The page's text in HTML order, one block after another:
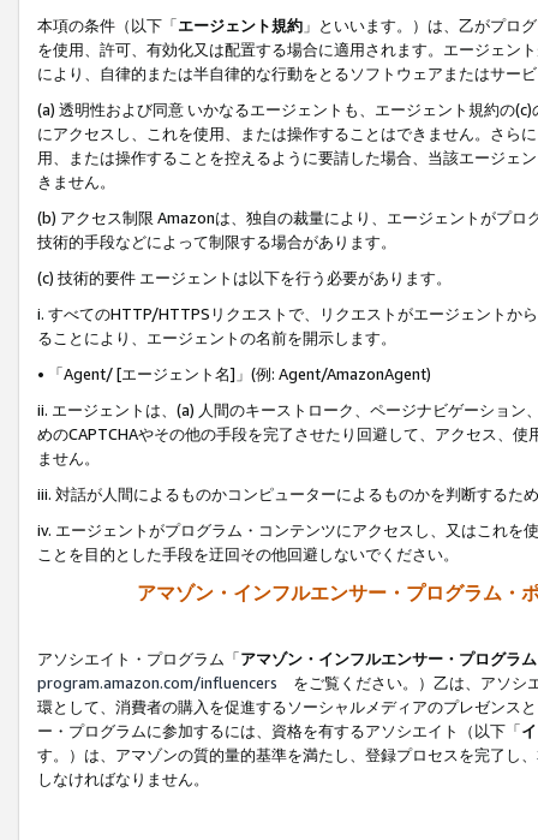
本項の条件（以下「エージェント規約 」といいます。）は、乙がプロ
を使用、許可、有効化又は配置する場合に適用されます。エージェン
により、自律的または半自律的な行動をとるソフトウェアまたはサー
(a) 透明性および同意 いかなるエージェントも、エージェント規約の
にアクセスし、これを使用、または操作することはできません。さら
用、または操作することを控えるように要請した場合、当該エージェ
きません。
(b) アクセス制限 Amazonは、独自の裁量により、エージェントがプ
技術的手段などによって制限する場合があります。
(c) 技術的要件 エージェントは以下を行う必要があります。
i. すべてのHTTP/HTTPSリクエストで、リクエストがエージェントか
ることにより、エージェントの名前を開示します。
• 「Agent/ [エージェント名]」(例: Agent/AmazonAgent)
ii. エージェントは、(a) 人間のキーストローク、ページナビゲーショ
めのCAPTCHAやその他の手段を完了させたり回避して、アクセス、
ません。
iii. 対話が人間によるものかコンピューターによるものかを判断するた
iv. エージェントがプログラム・コンテンツにアクセスし、又はこれ
ことを目的とした手段を迂回その他回避しないでください。
アマゾン・インフルエンサー・プログラム・
アソシエイト・プログラム「アマゾン・インフルエンサー・プログラム
program.amazon.com/influencers をご覧ください。）乙は、アソシ
環として、消費者の購入を促進するソーシャルメディアのプレゼンス
ー・プログラムに参加するには、資格を有するアソシエイト（以下「
す。）は、アマゾンの質的量的基準を満たし、登録プロセスを完了し、
しなければなりません。